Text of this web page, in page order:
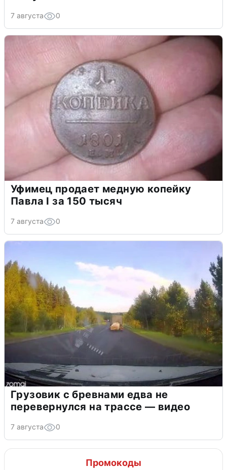
7 августа 0
Уфимец продает медную копейку
Павла I за 150 тысяч
7 августа 0
Грузовик с бревнами едва не
перевернулся на трассе — видео
7 августа 0
Промокоды